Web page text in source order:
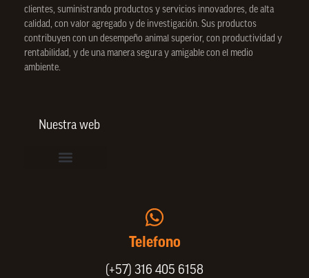
clientes, suministrando productos y servicios innovadores, de alta
calidad, con valor agregado y de investigación. Sus productos
contribuyen con un desempeño animal superior, con productividad y
rentabilidad, y de una manera segura y amigable con el medio
ambiente.
Nuestra web
Telefono
(+57) 316 405 6158